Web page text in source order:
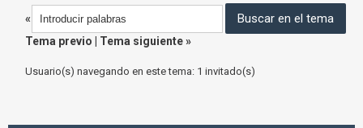
«
Tema previo
Tema siguiente»
Usuario(s) navegando en este tema: 1 invitado(s)